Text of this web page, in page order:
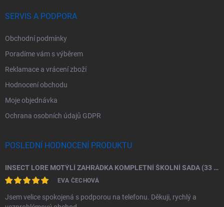
SERVIS A PODPORA
Obchodní podmínky
Poradíme vám s výběrem
Reklamace a vrácení zboží
Hodnocení obchodu
Moje objednávka
Ochrana osobních údajů GDPR
POSLEDNÍ HODNOCENÍ PRODUKTU
INSECT LORE MOTÝLÍ ZAHRÁDKA KOMPLETNÍ ŠKOLNÍ SADA (33 HOUSENEK)
EVA ČECHOVÁ
Jsem velice spokojená s podporou na telefonu. Děkuji, rychlý a